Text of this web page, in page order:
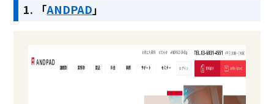
1. 「ANDPAD」